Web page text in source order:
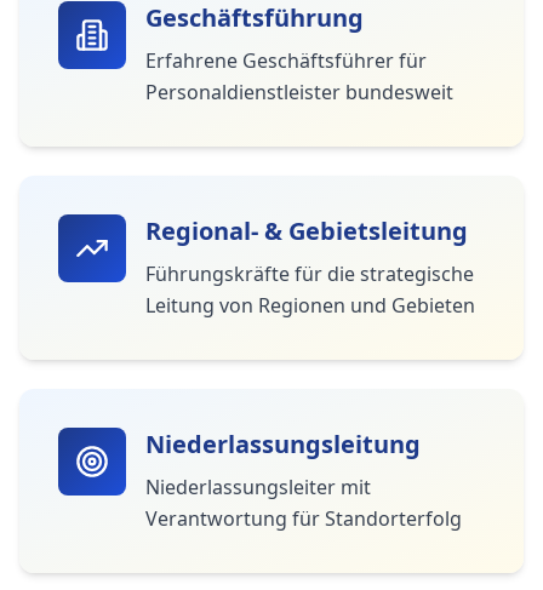
Geschäftsführung
Erfahrene Geschäftsführer für
Personaldienstleister bundesweit
Regional- & Gebietsleitung
Führungskräfte für die strategische
Leitung von Regionen und Gebieten
Niederlassungsleitung
Niederlassungsleiter mit
Verantwortung für Standorterfolg